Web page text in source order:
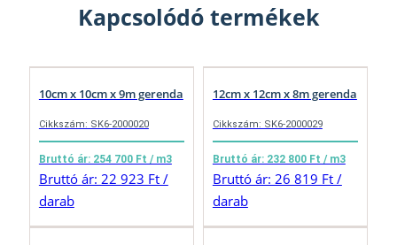
Kapcsolódó termékek
10cm x 10cm x 9m gerenda
Cikkszám: SK6-2000020
Bruttó ár: 254 700 Ft / m3
Bruttó ár: 22 923 Ft /
darab
12cm x 12cm x 8m gerenda
Cikkszám: SK6-2000029
Bruttó ár: 232 800 Ft / m3
Bruttó ár: 26 819 Ft /
darab